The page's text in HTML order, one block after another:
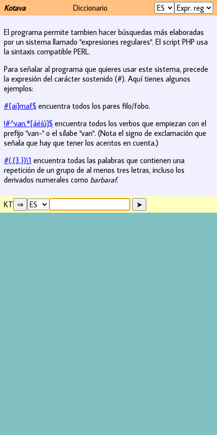
Kotava Diccionario
El programa permite tambien hacer búsquedas más elaboradas
por un sistema llamado "expresiones regulares". El script PHP usa
la sintaxis compatible PERL.
Para señalar al programa que quieres usar este sistema, precede
la expresión del carácter sostenido (#). Aquí tienes algunos
ejemplos:
#[ai]maf$ encuentra todos los pares filo/fobo.
!#^van.*[áéíú]$ encuentra todos los verbos que empiezan con el
prefijo "van-" o el sílabe "van". (Nota el signo de exclamación que
señala que hay que tener los acentos en cuenta.)
#(.{3,})\1 encuentra todas las palabras que contienen una
repetición de un grupo de al menos tres letras, incluso los
derivados numerales como barbaraf.
KT